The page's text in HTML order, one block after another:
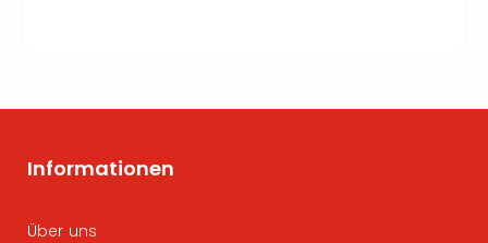
Informationen
Über uns